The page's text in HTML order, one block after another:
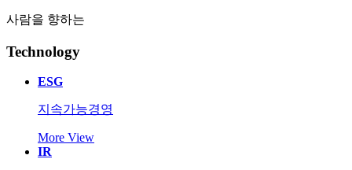
사람을 향하는
Technology
ESG
지속가능경영
More View
IR